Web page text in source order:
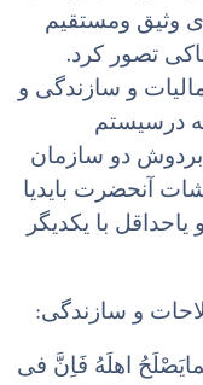
وثیق ومستقیم
تصور کرد.
مالیات و سازندگی و
درسیستم
دو سازمان
آنحضرت بایدیا
با یکدیگر
و سازندگی:
اهلَهُ فَاِنَّ فی